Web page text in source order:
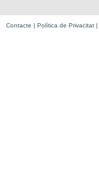
Contacte | Política de Privacitat |